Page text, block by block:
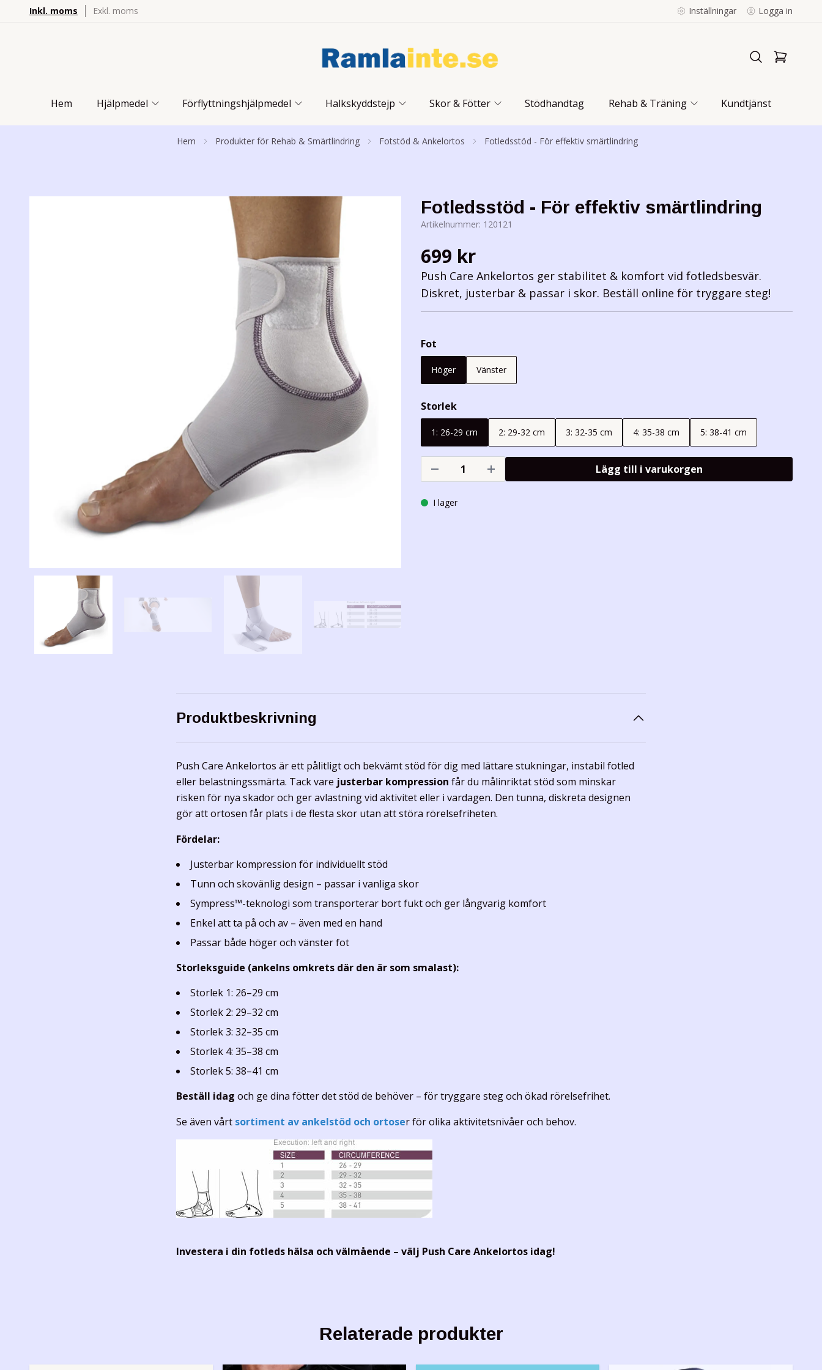
Inkl. moms Exkl. moms Inställningar Logga in
Hem Hjälpmedel Förflyttningshjälpmedel Halkskyddstejp Skor & Fötter Stödhandtag Rehab & Träning Kundtjänst
Hem Produkter för Rehab & Smärtlindring Fotstöd & Ankelortos Fotledsstöd - För effektiv smärtlindring
Fotledsstöd - För effektiv smärtlindring
Artikelnummer: 120121
699 kr
Push Care Ankelortos ger stabilitet & komfort vid fotledsbesvär.
Diskret, justerbar & passar i skor. Beställ online för tryggare steg!
Fot
Höger Vänster
Storlek
1: 26-29 cm 2: 29-32 cm 3: 32-35 cm 4: 35-38 cm 5: 38-41 cm
Lägg till i varukorgen
I lager
Produktbeskrivning
Push Care Ankelortos är ett pålitligt och bekvämt stöd för dig med lättare stukningar, instabil fotled
eller belastningssmärta. Tack vare justerbar kompression får du målinriktat stöd som minskar
risken för nya skador och ger avlastning vid aktivitet eller i vardagen. Den tunna, diskreta designen
gör att ortosen får plats i de flesta skor utan att störa rörelsefriheten.
Fördelar:
Justerbar kompression för individuellt stöd
Tunn och skovänlig design – passar i vanliga skor
Sympress™-teknologi som transporterar bort fukt och ger långvarig komfort
Enkel att ta på och av – även med en hand
Passar både höger och vänster fot
Storleksguide (ankelns omkrets där den är som smalast):
Storlek 1: 26–29 cm
Storlek 2: 29–32 cm
Storlek 3: 32–35 cm
Storlek 4: 35–38 cm
Storlek 5: 38–41 cm
Beställ idag och ge dina fötter det stöd de behöver – för tryggare steg och ökad rörelsefrihet.
Se även vårt sortiment av ankelstöd och ortoser för olika aktivitetsnivåer och behov.
Investera i din fotleds hälsa och välmående – välj Push Care Ankelortos idag!
Relaterade produkter